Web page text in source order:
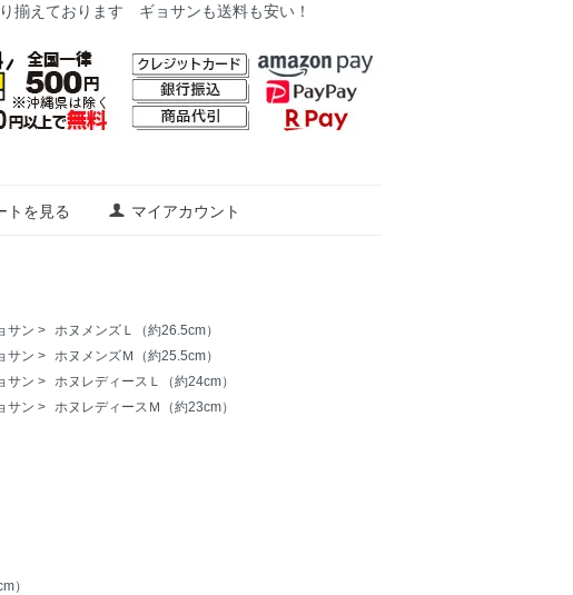
揃えております ギョサンも送料も安い！
トを見る マイアカウント
サン > ホヌメンズＬ（約26.5cm）
サン > ホヌメンズＭ（約25.5cm）
サン > ホヌレディースＬ（約24cm）
サン > ホヌレディースＭ（約23cm）
）